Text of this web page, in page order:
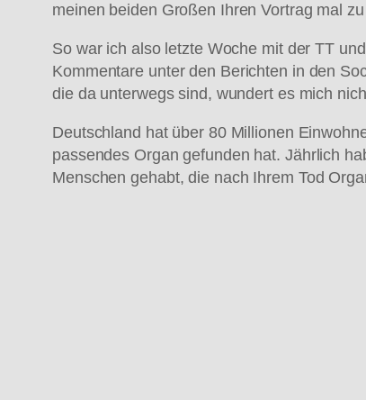
meinen beiden Großen Ihren Vortrag mal
So war ich also letzte Woche mit der TT
Kommentare unter den Berichten in den
die da unterwegs sind, wundert es mich
Deutschland hat über 80 Millionen
passendes Organ gefunden hat. Jährlich
Menschen gehabt, die nach Ihrem Tod